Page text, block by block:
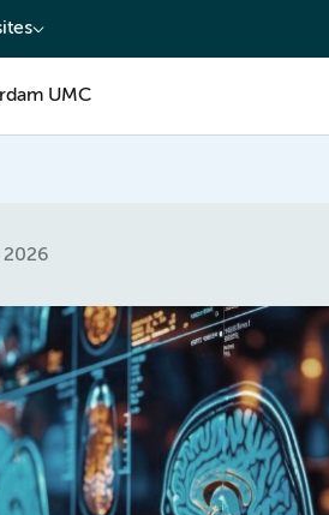
UMC
2026